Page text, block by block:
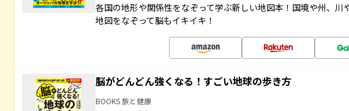
各国の地形や関係性をなぞって学ぶ新しい地図本！国境や州、川
地図をなぞって脳もイキイキ！
脳がどんどん強くなる！すごい地球の歩き方
BOOKS 旅と健康